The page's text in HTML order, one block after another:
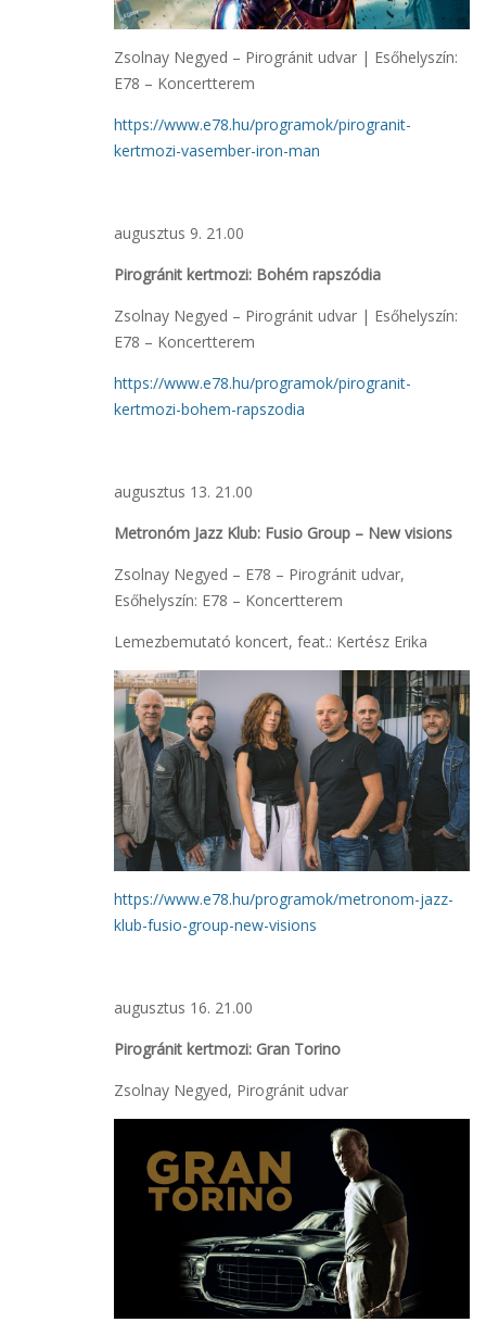
Zsolnay Negyed – Pirogránit udvar | Esőhelyszín:
E78 – Koncertterem
https://www.e78.hu/programok/pirogranit-
kertmozi-vasember-iron-man
augusztus 9. 21.00
Pirogránit kertmozi: Bohém rapszódia
Zsolnay Negyed – Pirogránit udvar | Esőhelyszín:
E78 – Koncertterem
https://www.e78.hu/programok/pirogranit-
kertmozi-bohem-rapszodia
augusztus 13. 21.00
Metronóm Jazz Klub: Fusio Group – New visions
Zsolnay Negyed – E78 – Pirogránit udvar,
Esőhelyszín: E78 – Koncertterem
Lemezbemutató koncert, feat.: Kertész Erika
https://www.e78.hu/programok/metronom-jazz-
klub-fusio-group-new-visions
augusztus 16. 21.00
Pirogránit kertmozi: Gran Torino
Zsolnay Negyed, Pirogránit udvar